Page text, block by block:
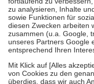
Diese Regeln gelten
Bei Heilmitteln und
Zuzahlung zehn Prozent
Verordnung.
Um das Engagement der
stärken und die
fallenkeine Zuzahlungen
• Kindern und